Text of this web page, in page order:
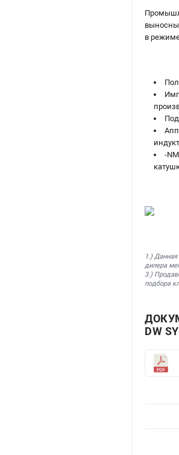
в
-
1.)
дилера
3.)
подбора
DW